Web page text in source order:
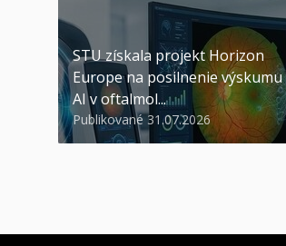
STU získala projekt Horizon
Europe na posilnenie výskumu
AI v oftalmol...
Publikované 31.07.2026